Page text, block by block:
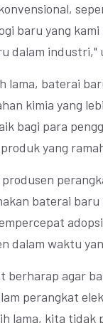
baru yang
dalam industri,"
lama, baterai
kimia yang
bagi para
yang
baterai
dalam waktu
berharap agar
perangkat
lama, kita